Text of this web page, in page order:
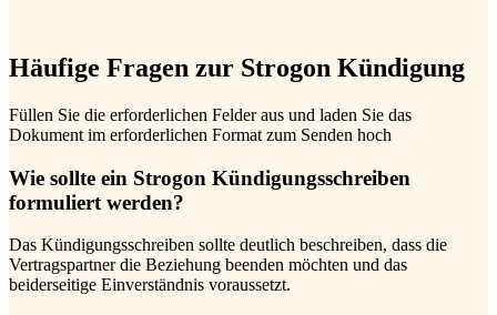
Häufige Fragen zur Strogon Kündigung
Füllen Sie die erforderlichen Felder aus und laden Sie das
Dokument im erforderlichen Format zum Senden hoch
Wie sollte ein Strogon Kündigungsschreiben
formuliert werden?
Das Kündigungsschreiben sollte deutlich beschreiben, dass die
Vertragspartner die Beziehung beenden möchten und das
beiderseitige Einverständnis voraussetzt.